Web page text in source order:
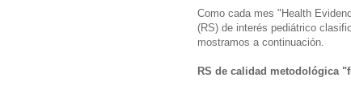
Como cada mes "Health
(RS) de interés pediátrico
mostramos a continuación.
RS de calidad metodológica